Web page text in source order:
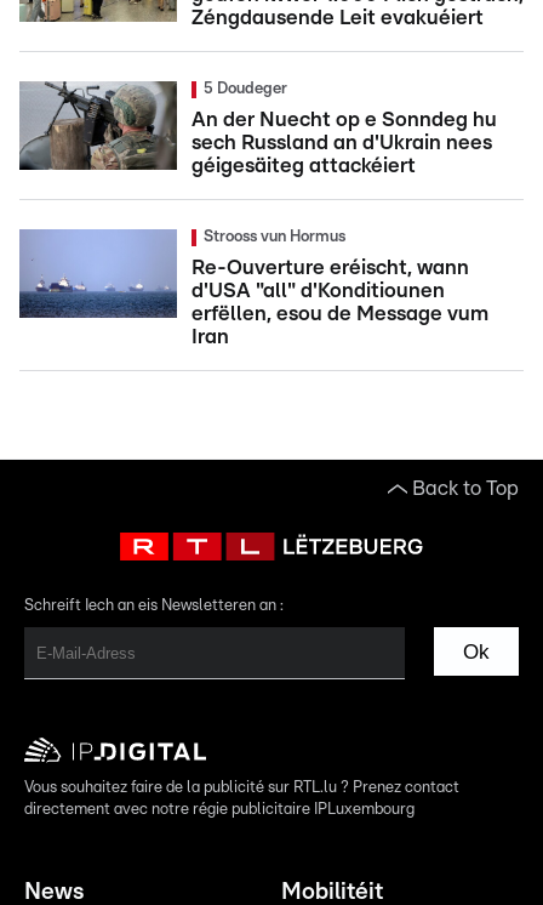
Zéngdausende Leit evakuéiert
5 Doudeger
An der Nuecht op e Sonndeg hu
sech Russland an d'Ukrain nees
géigesäiteg attackéiert
Strooss vun Hormus
Re-Ouverture eréischt, wann
d'USA "all" d'Konditiounen
erfëllen, esou de Message vum
Iran
Back to Top
Schreift Iech an eis Newsletteren an :
Ok
Vous souhaitez faire de la publicité sur RTL.lu ? Prenez contact
directement avec notre régie publicitaire IPLuxembourg
News Mobilitéit